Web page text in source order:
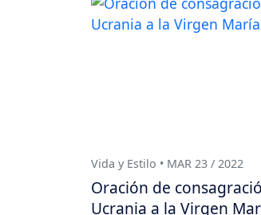
Vida y Estilo • MAR 23 / 2022
Oración de
Ucrania a la Virgen